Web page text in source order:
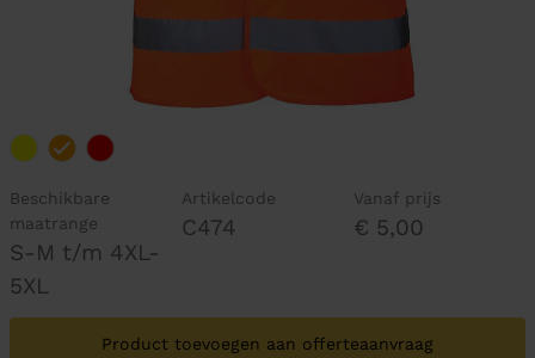
Beschikbare
maatrange
S-M t/m 4XL-
5XL
Artikelcode
C474
Vanaf prijs
€ 5,00
Product toevoegen aan offerteaanvraag